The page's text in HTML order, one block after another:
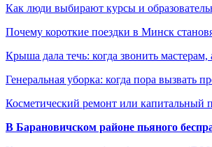
Как люди выбирают курсы и
Почему короткие поездки в Минск
Крыша дала течь: когда звонить
Генеральная уборка: когда пора вызвать
Косметический ремонт или капитальный
В Барановичском районе пьяного